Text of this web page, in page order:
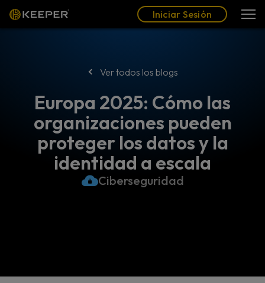
Iniciar Sesión
Ver todos los blogs
Europa 2025: Cómo las
organizaciones pueden
proteger los datos y la
identidad a escala
Ciberseguridad